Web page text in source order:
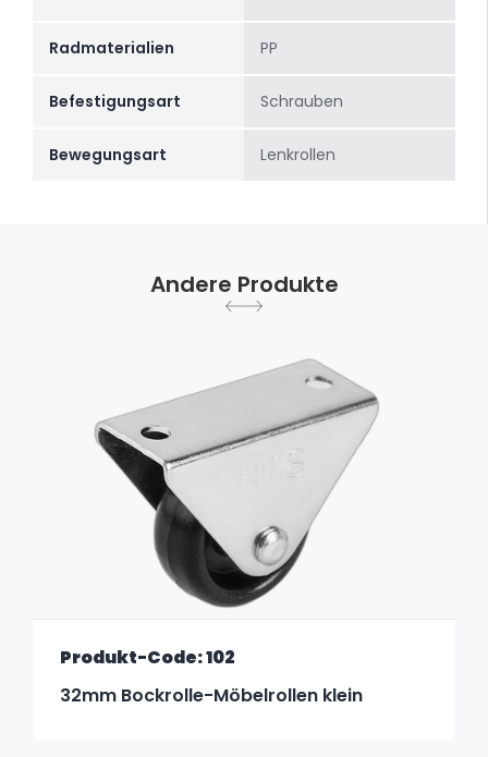
Radmaterialien PP
Befestigungsart Schrauben
Bewegungsart Lenkrollen
Andere Produkte
Produkt-Code: 102
32mm Bockrolle-Möbelrollen klein